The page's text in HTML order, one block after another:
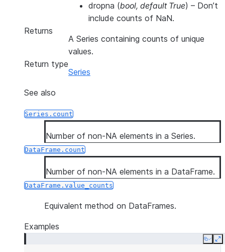
dropna (bool, default True) – Don’t
include counts of NaN.
Returns
A Series containing counts of unique
values.
Return type
Series
See also
Series.count
Number of non-NA elements in a Series.
DataFrame.count
Number of non-NA elements in a DataFrame.
DataFrame.value_counts
Equivalent method on DataFrames.
Examples
Copy